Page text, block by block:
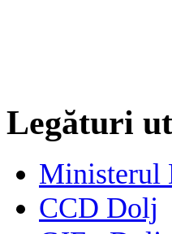
Legături
Ministerul
CCD Dolj